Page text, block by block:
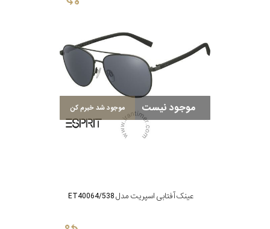
موجود نیست موجود شد خبرم کن
عینک آفتابی اسپریت مدل ET40064/538